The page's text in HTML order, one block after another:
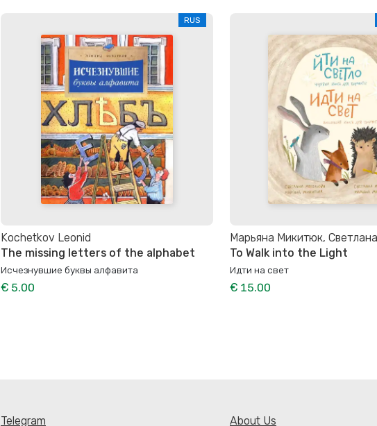
RUS
Kochetkov Leonid
The missing letters of the alphabet
Исчезнувшие буквы алфавита
€ 5.00
Марьяна Микитюк,
To Walk into the Light
Идти на свет
€ 15.00
Telegram About Us